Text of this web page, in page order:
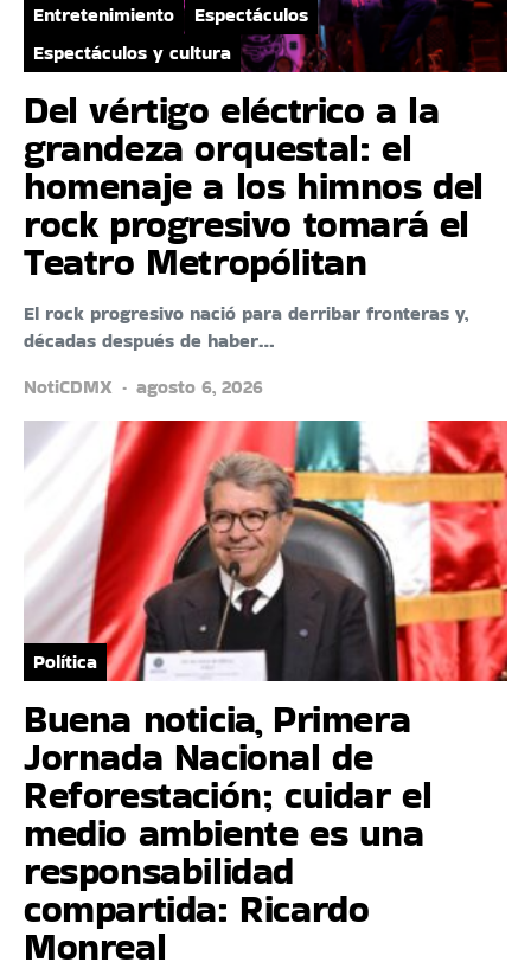
Entretenimiento
Espectáculos
Espectáculos y cultura
Del vértigo eléctrico a la
grandeza orquestal: el
homenaje a los himnos del
rock progresivo tomará el
Teatro Metropólitan
El rock progresivo nació para derribar fronteras y,
décadas después de haber…
NotiCDMX
agosto 6, 2026
Política
Buena noticia, Primera
Jornada Nacional de
Reforestación; cuidar el
medio ambiente es una
responsabilidad
compartida: Ricardo
Monreal